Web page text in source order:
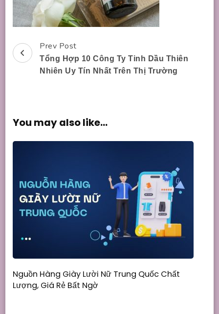
Post
Navigation
Prev Post
Tổng Hợp 10 Công Ty Tinh Dầu Thiên
Nhiên Uy Tín Nhất Trên Thị Trường
You may also like...
Nguồn Hàng Giày Lười Nữ Trung Quốc Chất
Lượng, Giá Rẻ Bất Ngờ